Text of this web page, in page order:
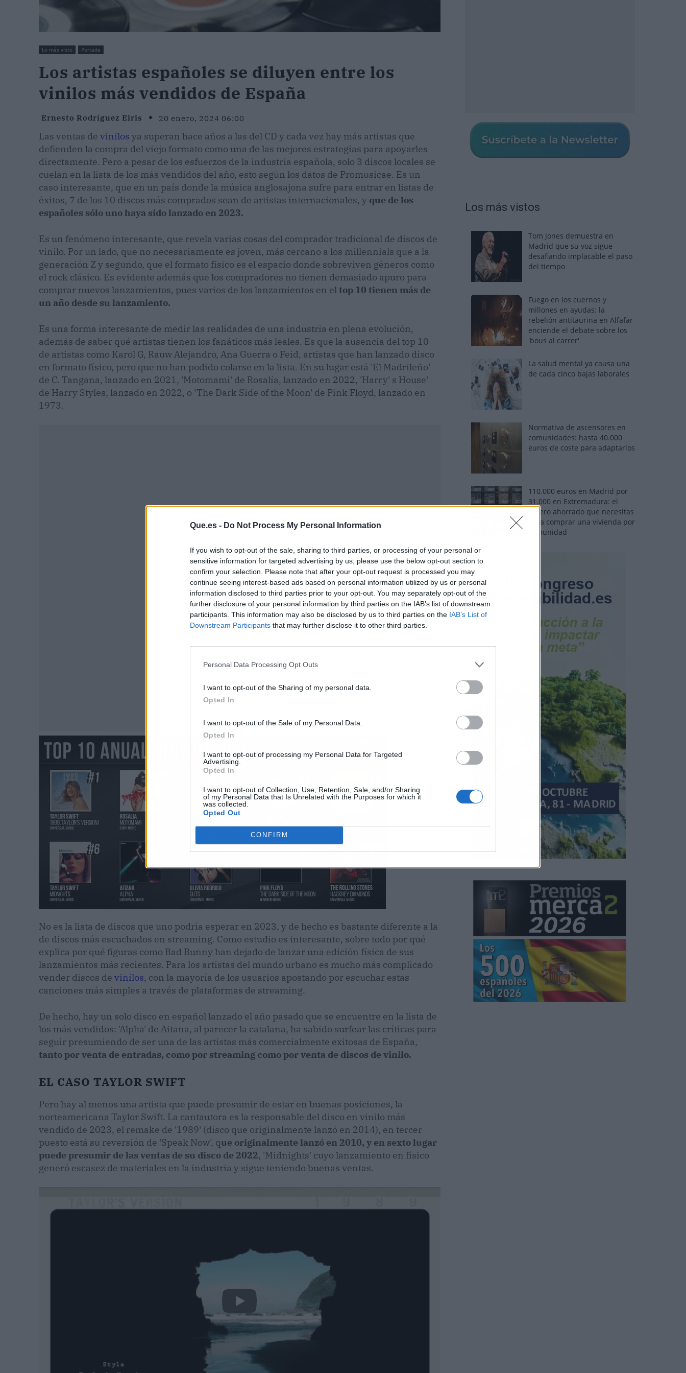
Que.es - Do Not Process My Personal Information
If you wish to opt-out of the sale, sharing to third parties, or processing of your personal or
sensitive information for targeted advertising by us, please use the below opt-out section to
confirm your selection. Please note that after your opt-out request is processed you may
continue seeing interest-based ads based on personal information utilized by us or personal
information disclosed to third parties prior to your opt-out. You may separately opt-out of the
further disclosure of your personal information by third parties on the IAB’s list of downstream
participants. This information may also be disclosed by us to third parties on the IAB’s List of
Downstream Participants that may further disclose it to other third parties.
Personal Data Processing Opt Outs
I want to opt-out of the Sharing of my personal data.
Opted In
I want to opt-out of the Sale of my Personal Data.
Opted In
I want to opt-out of processing my Personal Data for Targeted
Advertising.
Opted In
I want to opt-out of Collection, Use, Retention, Sale, and/or Sharing
of my Personal Data that Is Unrelated with the Purposes for which it
was collected.
Opted Out
CONFIRM
Lo más visto Portada
Los artistas españoles se diluyen entre los
vinilos más vendidos de España
Ernesto Rodríguez Eiris 20 enero, 2024 06:00
Las ventas de vinilos ya superan hace años a las del CD y cada vez hay más artistas que
defienden la compra del viejo formato como una de las mejores estrategias para apoyarles
directamente. Pero a pesar de los esfuerzos de la industria española, solo 3 discos locales se
cuelan en la lista de los más vendidos del año, esto según los datos de Promusicae. Es un
caso interesante, que en un país donde la música anglosajona sufre para entrar en listas de
éxitos, 7 de los 10 discos más comprados sean de artistas internacionales, y que de los
españoles sólo uno haya sido lanzado en 2023.
Es un fenómeno interesante, que revela varias cosas del comprador tradicional de discos de
vinilo. Por un lado, que no necesariamente es joven, más cercano a los millennials que a la
generación Z y segundo, que el formato físico es el espacio donde sobreviven géneros como
el rock clásico. Es evidente además que los compradores no tienen demasiado apuro para
comprar nuevos lanzamientos, pues varios de los lanzamientos en eltop 10 tienen más de
un año desde su lanzamiento.
Es una forma interesante de medir las realidades de una industria en plena evolución,
además de saber qué artistas tienen los fanáticos más leales. Es que la ausencia del top 10
de artistas como Karol G, Rauw Alejandro, Ana Guerra o Feid, artistas que han lanzado disco
en formato físico, pero que no han podido colarse en la lista. En su lugar está 'El Madrileño'
de C. Tangana, lanzado en 2021, 'Motomami' de Rosalía, lanzado en 2022, 'Harry' s House'
de Harry Styles, lanzado en 2022, o 'The Dark Side of the Moon' de Pink Floyd, lanzado en
1973.
Publicidad
No es la lista de discos que uno podría esperar en 2023, y de hecho es bastante diferente a la
de discos más escuchados en streaming. Como estudio es interesante, sobre todo por qué
explica por qué figuras como Bad Bunny han dejado de lanzar una edición física de sus
lanzamientos más recientes. Para los artistas del mundo urbano es mucho más complicado
vender discos de vinilos, con la mayoría de los usuarios apostando por escuchar estas
canciones más simples a través de plataformas de streaming.
De hecho, hay un solo disco en español lanzado el año pasado que se encuentre en la lista de
los más vendidos: 'Alpha' de Aitana, al parecer la catalana, ha sabido surfear las críticas para
seguir presumiendo de ser una de las artistas más comercialmente exitosas de España,
tanto por venta de entradas, como por streaming como por venta de discos de vinilo.
EL CASO TAYLOR SWIFT
Pero hay al menos una artista que puede presumir de estar en buenas posiciones, la
norteamericana Taylor Swift. La cantautora es la responsable del disco en vinilo más
vendido de 2023, el remake de '1989' (disco que originalmente lanzó en 2014), en tercer
puesto está su reversión de 'Speak Now', que originalmente lanzó en 2010, y en sexto lugar
puede presumir de las ventas de su disco de 2022, 'Midnights' cuyo lanzamiento en físico
generó escasez de materiales en la industria y sigue teniendo buenas ventas.
Los más vistos
Tom Jones demuestra en
Madrid que su voz sigue
desafiando implacable el paso
del tiempo
Fuego en los cuernos y
millones en ayudas: la
rebelión antitaurina en Alfafar
enciende el debate sobre los
'bous al carrer'
La salud mental ya causa una
de cada cinco bajas laborales
Normativa de ascensores en
comunidades: hasta 40.000
euros de coste para adaptarlos
110.000 euros en Madrid por
31.000 en Extremadura: el
dinero ahorrado que necesitas
para comprar una vivienda por
comunidad